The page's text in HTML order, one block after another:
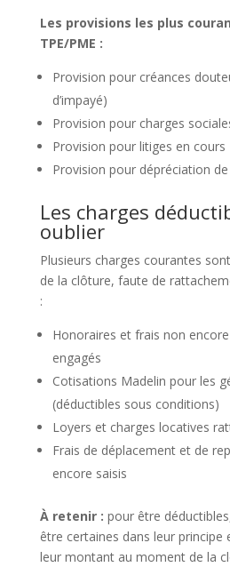
Les provisions les plus
TPE/PME :
Provision pour créances
d’impayé)
Provision pour charges
Provision pour litiges en cours
Provision pour dépréciation
Les charges
oublier
Plusieurs charges courantes
de la clôture, faute de
:
Honoraires et frais non
engagés
Cotisations Madelin pour les
(déductibles sous conditions)
Loyers et charges locatives
Frais de déplacement et de
encore saisis
À retenir : pour être
être certaines dans leur principe
leur montant au moment de la